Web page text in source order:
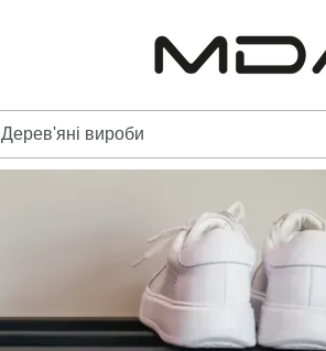
Дерев'яні вироби